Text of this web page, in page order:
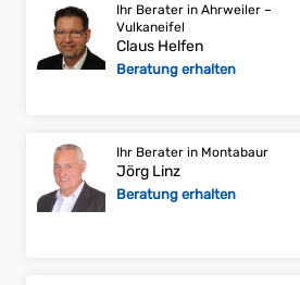
Ihr Berater in Ahrweiler –
Vulkaneifel
Claus Helfen
Beratung erhalten
Ihr Berater in Montabaur
Jörg Linz
Beratung erhalten